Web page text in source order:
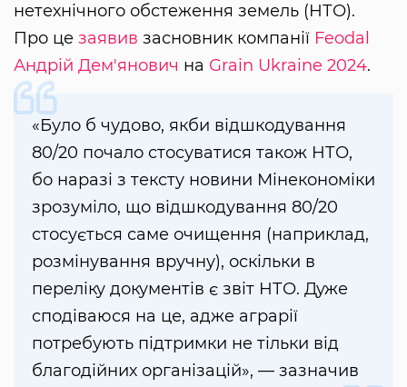
нетехнічного обстеження земель (НТО).
Про це заявив засновник компанії Feodal
Андрій Дем'янович на Grain Ukraine 2024.
«Було б чудово, якби відшкодування
80/20 почало стосуватися також НТО,
бо наразі з тексту новини Мінекономіки
зрозуміло, що відшкодування 80/20
стосується саме очищення (наприклад,
розмінування вручну), оскільки в
переліку документів є звіт НТО. Дуже
сподіваюся на це, адже аграрії
потребують підтримки не тільки від
благодійних організацій», — зазначив